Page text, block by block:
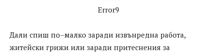
Error9
Дали спиш по–малко заради извънредна работа,
житейски грижи или заради притеснения за